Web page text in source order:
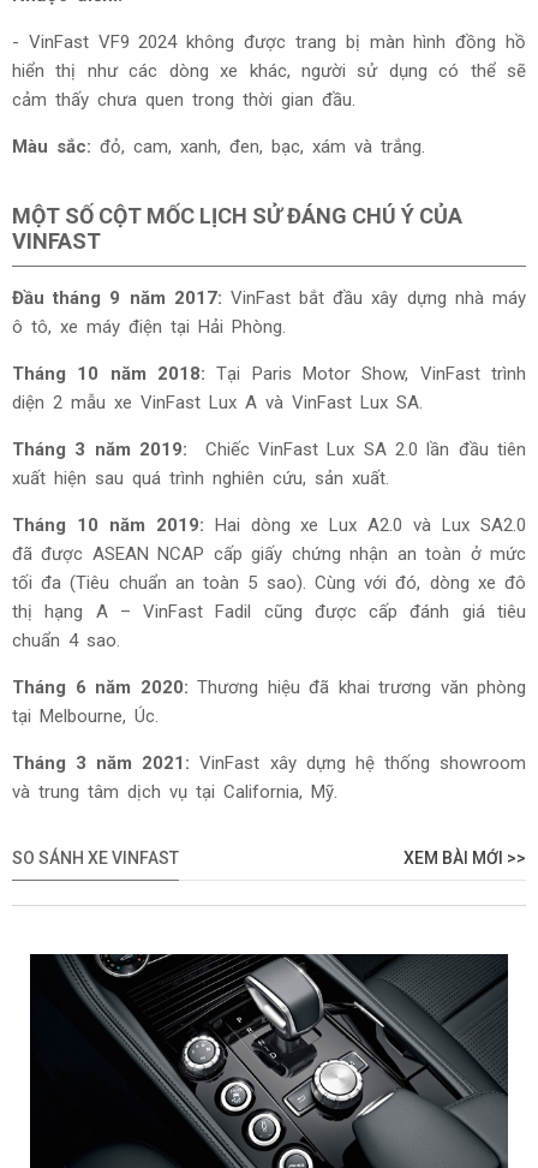
- VinFast VF9 2024 không được trang bị màn hình đồng hồ
hiển thị như các dòng xe khác, người sử dụng có thể sẽ
cảm thấy chưa quen trong thời gian đầu.
Màu sắc: đỏ, cam, xanh, đen, bạc, xám và trắng.
MỘT SỐ CỘT MỐC LỊCH SỬ ĐÁNG CHÚ Ý CỦA
VINFAST
Đầu tháng 9 năm 2017: VinFast bắt đầu xây dựng nhà máy
ô tô, xe máy điện tại Hải Phòng.
Tháng 10 năm 2018: Tại Paris Motor Show, VinFast trình
diện 2 mẫu xe VinFast Lux A và VinFast Lux SA.
Tháng 3 năm 2019:
Chiếc VinFast Lux SA 2.0 lần đầu tiên
xuất hiện sau quá trình nghiên cứu, sản xuất.
Tháng 10 năm 2019: Hai dòng xe Lux A2.0 và Lux SA2.0
đã được ASEAN NCAP cấp giấy chứng nhận an toàn ở mức
tối đa (Tiêu chuẩn an toàn 5 sao). Cùng với đó, dòng xe đô
thị hạng A – VinFast Fadil cũng được cấp đánh giá tiêu
chuẩn 4 sao.
Tháng 6 năm 2020: Thương hiệu đã khai trương văn phòng
tại Melbourne, Úc.
Tháng 3 năm 2021: VinFast xây dựng hệ thống showroom
và trung tâm dịch vụ tại California, Mỹ.
SO SÁNH XE VINFAST XEM BÀI MỚI >>